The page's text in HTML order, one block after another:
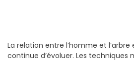
La relation entre l’homme et
continue d’évoluer. Les techniques